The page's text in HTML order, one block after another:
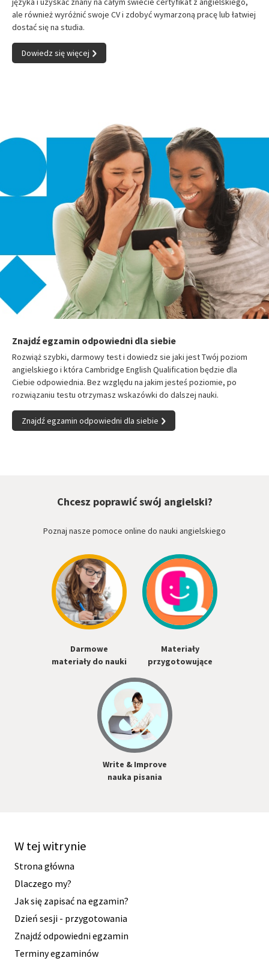
ale również wyróżnić swoje CV i zdobyć wymarzoną pracę lub łatwiej
dostać się na studia.
Dowiedz się więcej
Znajdź egzamin odpowiedni dla siebie
Rozwiąż szybki, darmowy test i dowiedz sie jaki jest Twój poziom
angielskiego i która Cambridge English Qualification będzie dla
Ciebie odpowiednia. Bez względu na jakim jesteś poziomie, po
rozwiązaniu testu otrzymasz wskazówki do dalszej nauki.
Znajdź egzamin odpowiedni dla siebie
Chcesz poprawić swój angielski?
Poznaj nasze pomoce online do nauki angielskiego
Darmowe
materiały do nauki
Materiały
przygotowujące
Write & Improve
nauka pisania
W tej witrynie
Strona główna
Dlaczego my?
Jak się zapisać na egzamin?
Dzień sesji - przygotowania
Znajdź odpowiedni egzamin
Terminy egzaminów